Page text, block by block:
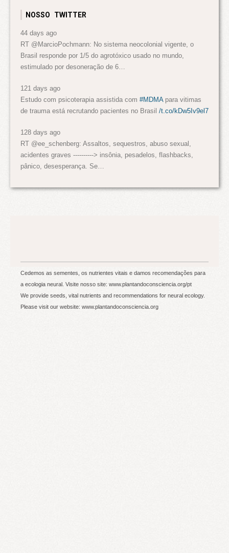
NOSSO TWITTER
44 days ago
RT @MarcioPochmann: No sistema neocolonial vigente, o
Brasil responde por 1/5 do agrotóxico usado no mundo,
estimulado por desoneração de 6…
121 days ago
Estudo com psicoterapia assistida com #MDMApara vitimas
de trauma está recrutando pacientes no Brasil /t.co/kDw5Iv9el7
128 days ago
RT @ee_schenberg: Assaltos, sequestros, abuso sexual,
acidentes graves ----------> insônia, pesadelos, flashbacks,
pânico, desesperança. Se…
Cedemos as sementes, os nutrientes vitais e damos recomendações para
a ecologia neural. Visite nosso site: www.plantandoconsciencia.org/pt
We provide seeds, vital nutrients and recommendations for neural ecology.
Please visit our website: www.plantandoconsciencia.org